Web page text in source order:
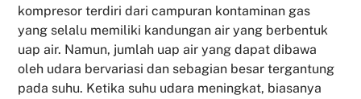
kompresor terdiri dari campuran kontaminan gas
yang selalu memiliki kandungan air yang berbentuk
uap air. Namun, jumlah uap air yang dapat dibawa
oleh udara bervariasi dan sebagian besar tergantung
pada suhu. Ketika suhu udara meningkat, biasanya